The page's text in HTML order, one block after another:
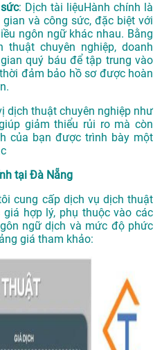
: Dịch tài liệuHành chính là
và công sức, đặc biệt với
ngôn ngữ khác nhau. Bằng
chuyên nghiệp, doanh
quý báu để tập trung vào
đảm bảo hồ sơ được hoàn
dịch thuật chuyên nghiệp như
giảm thiểu rủi ro mà còn
của bạn được trình bày một
tại Đà Nẵng
cung cấp dịch vụ dịch thuật
hợp lý, phụ thuộc vào các
ngữ dịch và mức độ phức
giá tham khảo: